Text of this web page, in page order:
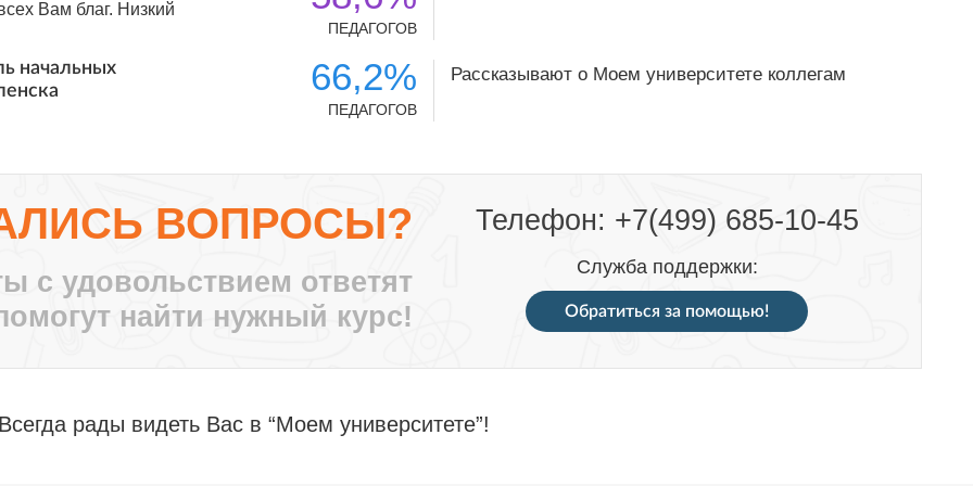
Вам благ. Низкий
начальных
идеи, заставлял
больше
крыша твоего
воспитатель ДО-2,
может найти
ставит перед нами
ПЕДАГОГОВ
66,2%
ПЕДАГОГОВ
Рассказывают о Моем университете коллегам
ВОПРОСЫ?
с удовольствием ответят
найти нужный курс!
Телефон: +7(499) 685-10-45
Служба поддержки:
Обратиться за помощью!
Всегда рады видеть Вас в “Моем университете”!